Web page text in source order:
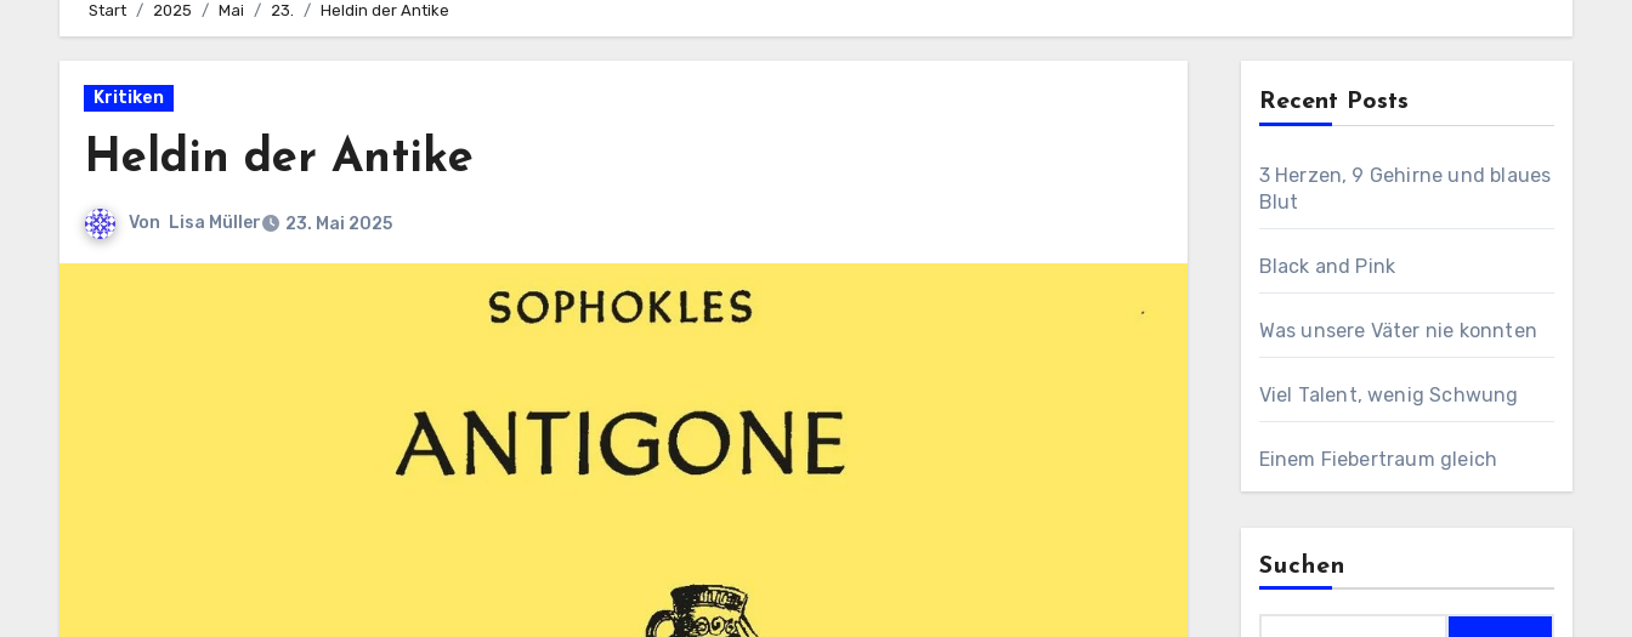
Start 2025 Mai 23. Heldin der Antike
Kritiken
Heldin der Antike
Von Lisa Müller 23. Mai 2025
Recent Posts
3 Herzen, 9 Gehirne und blaues
Blut
Black and Pink
Was unsere Väter nie konnten
Viel Talent, wenig Schwung
Einem Fiebertraum gleich
Suchen